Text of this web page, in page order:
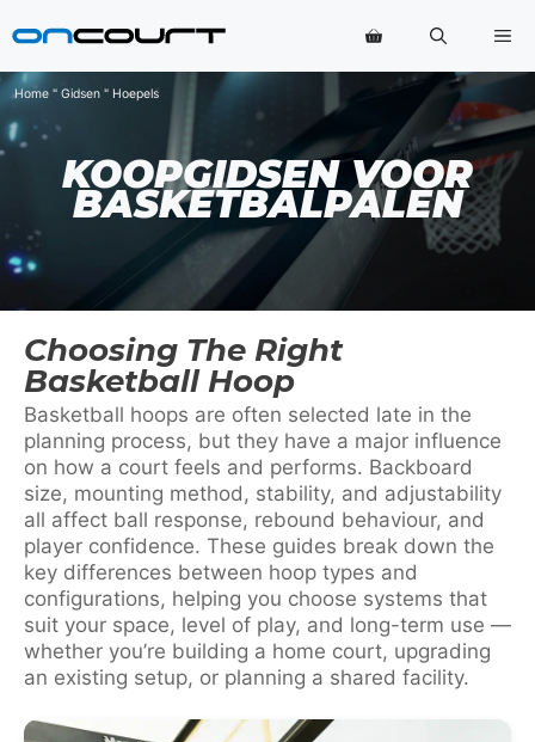
naar
inhoud
Home " Gidsen " Hoepels
KOOPGIDSEN VOOR
BASKETBALPALEN
Choosing The Right
Basketball Hoop
Basketball hoops are often selected late in the
planning process, but they have a major influence
on how a court feels and performs. Backboard
size, mounting method, stability, and adjustability
all affect ball response, rebound behaviour, and
player confidence. These guides break down the
key differences between hoop types and
configurations, helping you choose systems that
suit your space, level of play, and long-term use —
whether you’re building a home court, upgrading
an existing setup, or planning a shared facility.